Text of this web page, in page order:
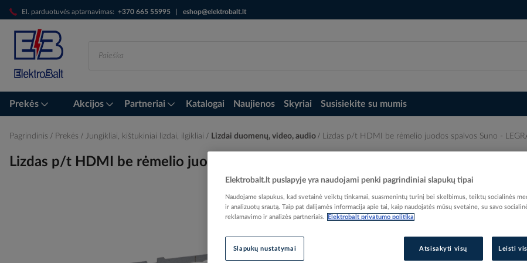
El. parduotuvės aptarnavimas: +370 665 55995 eshop@elektrobalt.lt
Skip
to
Content
Prekės Akcijos Partneriai Katalogai Naujienos Skyriai Susisiekite su mumis
Pagrindinis Prekės Jungikliai, kištukiniai lizdai, ilgikliai Lizdai duomenų, video, audio Lizdas p/t HDMI be rėmelio juodos spalvos Suno -
Lizdas p/t HDMI be rėmelio juodos spalvos Suno - LEGRAND
Gamintojo prekės kodas
Elektrobalt.lt puslapyje yra naudojami penki pagrindiniai slapukų tipai
Naudojame slapukus, kad svetainė veiktų tinkamai, suasmenintų turinį bei skelbimus, teiktų socialinės
ir analizuotų srautą. Taip pat dalijamės informacija apie tai, kaip naudojatės mūsų svetaine, su savo
reklamavimo ir analizės partneriais.
Elektrobalt privatumo politika
Slapukų nustatymai Atsisakyti visų Leisti